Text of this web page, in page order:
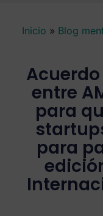
Inicio » Blog
entre
para
para